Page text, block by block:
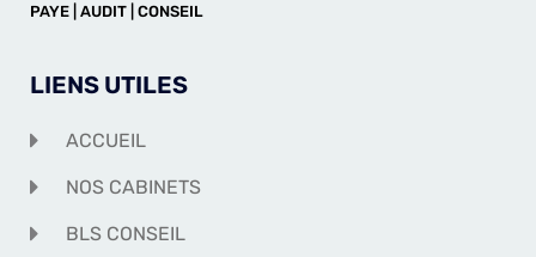
PAYE | AUDIT | CONSEIL
LIENS UTILES
ACCUEIL
NOS CABINETS
BLS CONSEIL